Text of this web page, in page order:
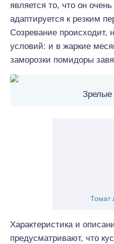
является то, что он
адаптируется к резким
Созревание происходит,
условий: и в жаркие
заморозки помидоры
Зрелые
Томат
Характеристика и
предусматривают, что